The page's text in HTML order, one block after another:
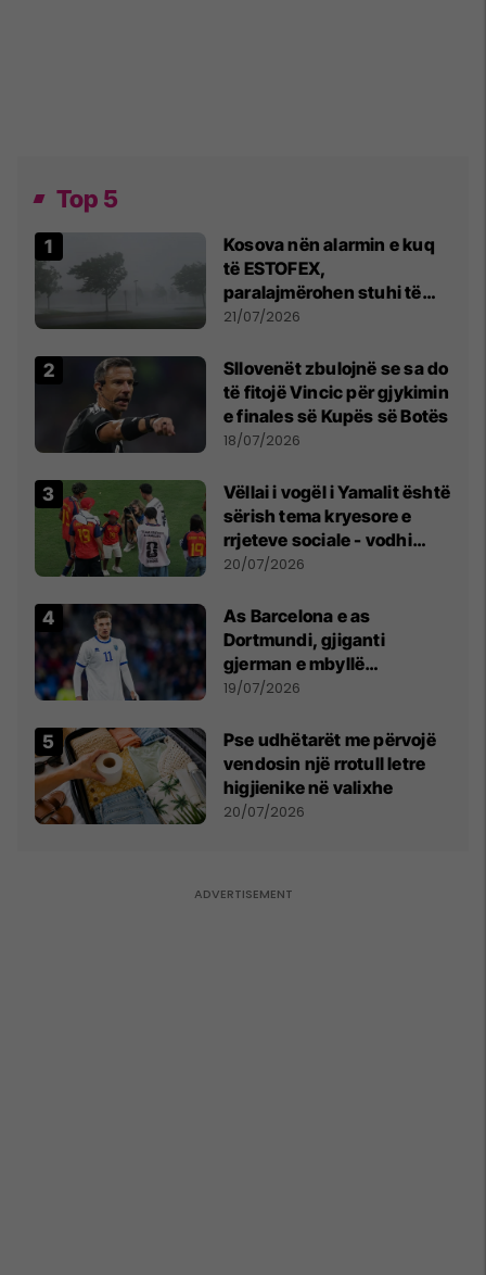
Top 5
Kosova nën alarmin e kuq
të ESTOFEX,
paralajmërohen stuhi të
fuqishme me breshër dhe
21/07/2026
Sllovenët zbulojnë se sa do
të fitojë Vincic për gjykimin
e finales së Kupës së Botës
18/07/2026
Vëllai i vogël i Yamalit është
sërish tema kryesore e
rrjeteve sociale - vodhi
vëmendjen pas finales së
20/07/2026
As Barcelona e as
Dortmundi, gjiganti
gjerman e mbyllë
marrëveshjen për Fisnik
19/07/2026
Pse udhëtarët me përvojë
vendosin një rrotull letre
higjienike në valixhe
20/07/2026